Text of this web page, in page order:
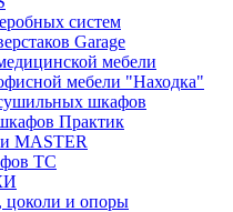
систем
Garage
мебели
мебели "Находка"
шкафов
Практик
MASTER
ТС
цоколи и опоры